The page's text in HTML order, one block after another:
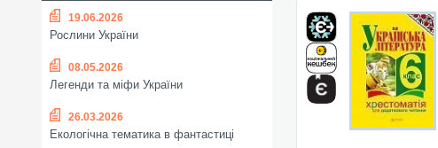
19.06.2026
Рослини України
08.05.2026
Легенди та міфи України
26.03.2026
Екологічна тематика в фантастиці